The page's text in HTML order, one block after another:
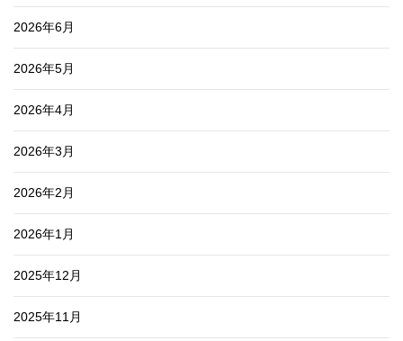
2026年6月
2026年5月
2026年4月
2026年3月
2026年2月
2026年1月
2025年12月
2025年11月